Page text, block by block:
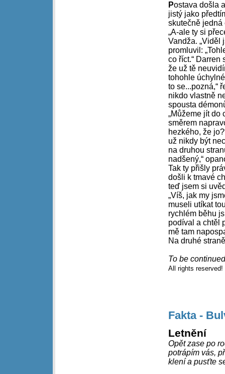
Postava došla
jistý jako
skutečně jedná
„A-ale ty si
Vandža. „Viděl
promluvil:
co říct.“ Darren
že už tě
tohohle
to se...pozná,“
nikdo vlastně
spousta
„Můžeme jít do
směrem
hezkého, že
už nikdy být
na druhou
nadšený,“
Tak ty přišly
došli k tmavé
teď jsem si
„Víš, jak my
museli utíkat
rychlém běhu
podíval a chtěl
mě tam
Na druhé
To be
All rights
Fakta -
Letnění
Opět zase po
potrápím vás,
klení a pusťte